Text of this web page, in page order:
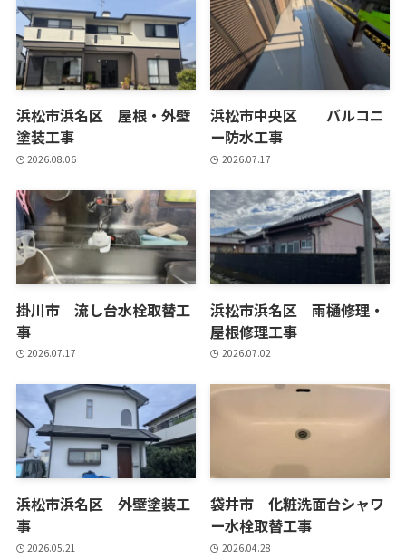
浜松市浜名区 屋根・外壁
塗装工事
2026.08.06
浜松市中央区 バルコニ
ー防水工事
2026.07.17
掛川市 流し台水栓取替工
事
2026.07.17
浜松市浜名区 雨樋修理・
屋根修理工事
2026.07.02
浜松市浜名区 外壁塗装工
事
2026.05.21
袋井市 化粧洗面台シャワ
ー水栓取替工事
2026.04.28